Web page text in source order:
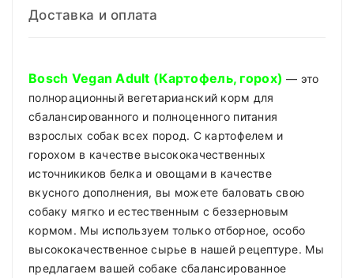
Доставка и оплата
Bosch Vegan Adult (Картофель, горох) — это
полнорационный вегетарианский корм для
сбалансированного и полноценного питания
взрослых собак всех пород. С картофелем и
горохом в качестве высококачественных
источникиков белка и овощами в качестве
вкусного дополнения, вы можете баловать свою
собаку мягко и естественным с беззерновым
кормом. Мы используем только отборное, особо
высококачественное сырье в нашей рецептуре. Мы
предлагаем вашей собаке сбалансированное